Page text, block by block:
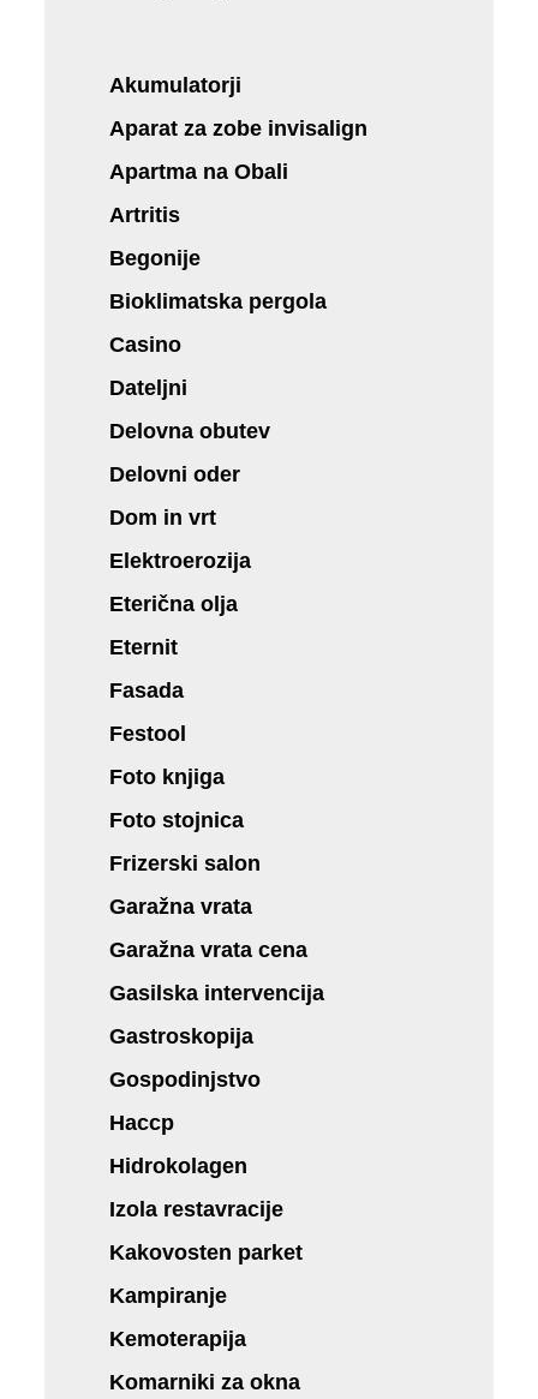
Akumulatorji
Aparat za zobe invisalign
Apartma na Obali
Artritis
Begonije
Bioklimatska pergola
Casino
Dateljni
Delovna obutev
Delovni oder
Dom in vrt
Elektroerozija
Eterična olja
Eternit
Fasada
Festool
Foto knjiga
Foto stojnica
Frizerski salon
Garažna vrata
Garažna vrata cena
Gasilska intervencija
Gastroskopija
Gospodinjstvo
Haccp
Hidrokolagen
Izola restavracije
Kakovosten parket
Kampiranje
Kemoterapija
Komarniki za okna